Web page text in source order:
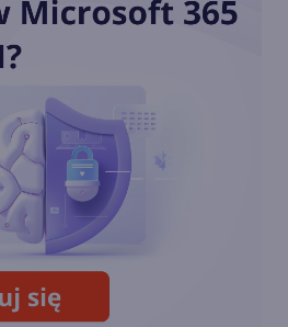
14. Praca z podzapytańami,
zmiennymi tabelarycznymi
13. Łączenie tabel